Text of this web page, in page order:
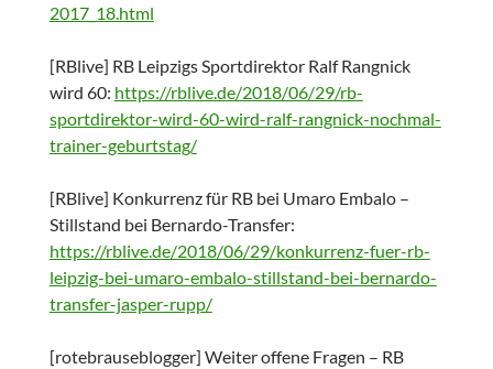
2017_18.html
[RBlive] RB Leipzigs Sportdirektor Ralf Rangnick
wird 60: https://rblive.de/2018/06/29/rb-
sportdirektor-wird-60-wird-ralf-rangnick-nochmal-
trainer-geburtstag/
[RBlive] Konkurrenz für RB bei Umaro Embalo –
Stillstand bei Bernardo-Transfer:
https://rblive.de/2018/06/29/konkurrenz-fuer-rb-
leipzig-bei-umaro-embalo-stillstand-bei-bernardo-
transfer-jasper-rupp/
[rotebrauseblogger] Weiter offene Fragen – RB